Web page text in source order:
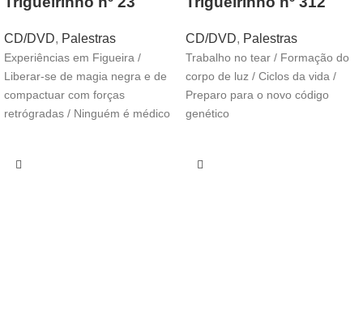
CD/DVD, Palestras
Experiências em Figueira /
Liberar-se de magia negra e de
compactuar com forças
retrógradas / Ninguém é médico
CD/DVD, Palestras
Trabalho no tear / Formação do
corpo de luz / Ciclos da vida /
Preparo para o novo código
genético